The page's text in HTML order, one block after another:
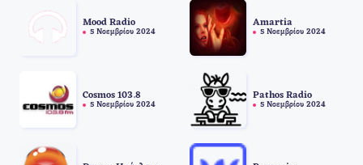
Mood Radio
5 Νοεμβρίου 2024
Amartia
5 Νοεμβρίου 2024
Cosmos 103.8
5 Νοεμβρίου 2024
Pathos Radio
5 Νοεμβρίου 2024